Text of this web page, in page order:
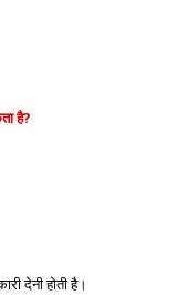
है?
देनी होती है।